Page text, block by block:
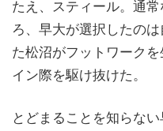
たえ、スティール。通
ろ、早大が選択したの
た松沼がフットワーク
イン際を駆け抜けた。
とどまることを知らな